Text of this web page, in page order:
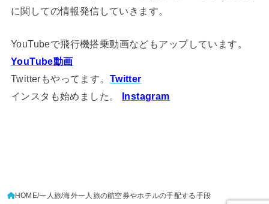
に関しての情報発信していきます。
YouTubeで飛行機搭乗動画などもアップしています。
YouTube動画
Twitterもやってます。 Twitter
インスタも始めました。
Instagram
HOME 一人旅 海外一人旅の航空券やホテルの手配する手段